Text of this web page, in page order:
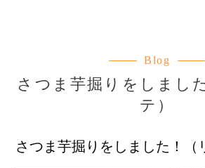
Blog
さつま芋掘りをしまし
テ）
さつま芋掘りをしました！（